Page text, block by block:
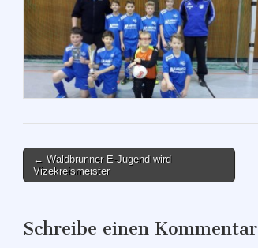
Post
navigation
← Waldbrunner E-Jugend wird
Vizekreismeister
Schreibe einen Kommentar